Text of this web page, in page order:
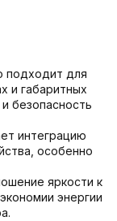
подходит для
и габаритных
безопасность
интеграцию
особенно
яркости к
энергии